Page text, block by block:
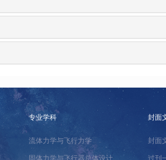
专业学科
流体力学与飞行力学
固体力学与飞行器总体设计
封面
封面
过刊